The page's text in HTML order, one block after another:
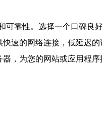
靠性。选择一个口碑良
速的网络连接，低延迟
，为您的网站或应用程序